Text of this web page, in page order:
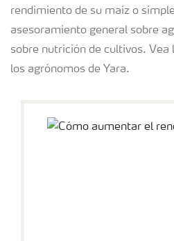
rendimiento de su maíz o
asesoramiento general sobre
sobre nutrición de cultivos. Vea
los agrónomos de Yara.